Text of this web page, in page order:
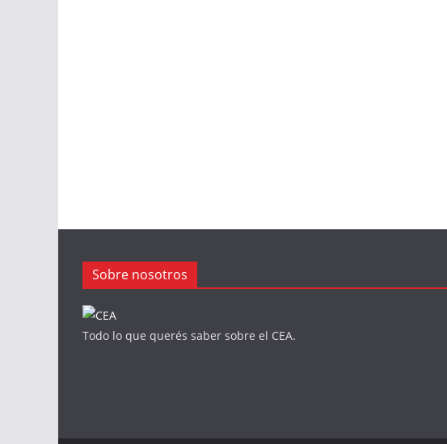
Sobre nosotros
Todo lo que querés saber sobre el CEA.